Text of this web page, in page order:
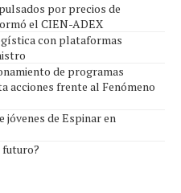
por precios de
el CIEN-ADEX
con plataformas
de programas
acciones frente al Fenómeno
de Espinar en
futuro?